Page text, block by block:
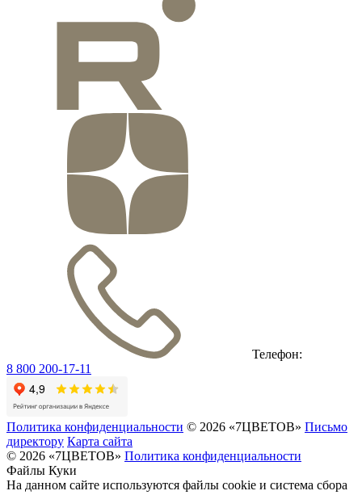
Телефон:
8 800 200-17-11
Политика конфиденциальности © 2026 «7ЦВЕТОВ» Письмо
директору Карта сайта
© 2026 «7ЦВЕТОВ» Политика конфиденциальности
Файлы Куки
На данном сайте используются файлы cookie и система сбора